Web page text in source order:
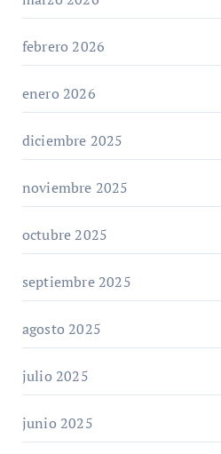
febrero 2026
enero 2026
diciembre 2025
noviembre 2025
octubre 2025
septiembre 2025
agosto 2025
julio 2025
junio 2025